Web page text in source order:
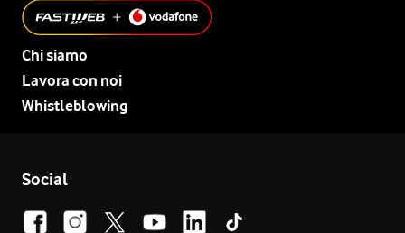
Chi siamo
Lavora con noi
Whistleblowing
Social